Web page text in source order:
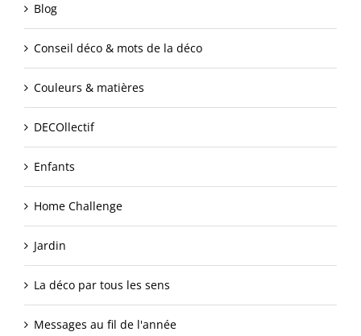
Blog
Conseil déco & mots de la déco
Couleurs & matières
DECOllectif
Enfants
Home Challenge
Jardin
La déco par tous les sens
Messages au fil de l'année